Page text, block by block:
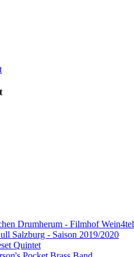
Drumherum - Filmhof Wein4tel
Salzburg - Saison 2019/2020
Quintet